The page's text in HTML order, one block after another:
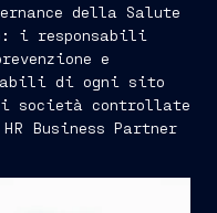
della Salute
i responsabili
e
di ogni sito
società controllate
Business Partner